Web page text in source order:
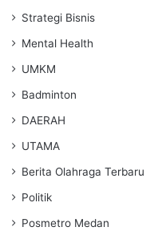
Strategi Bisnis
Mental Health
UMKM
Badminton
DAERAH
UTAMA
Berita Olahraga Terbaru
Politik
Posmetro Medan